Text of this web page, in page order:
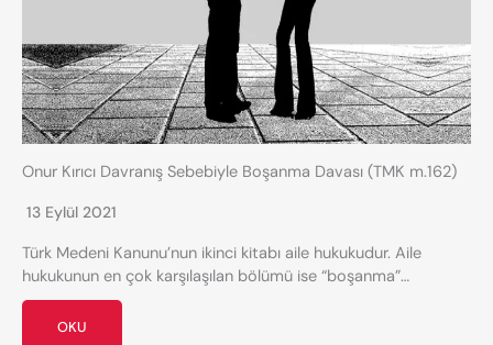
Onur Kırıcı Davranış Sebebiyle Boşanma Davası (TMK m.162)
13 Eylül 2021
Türk Medeni Kanunu’nun ikinci kitabı aile hukukudur. Aile
hukukunun en çok karşılaşılan bölümü ise “boşanma”…
OKU